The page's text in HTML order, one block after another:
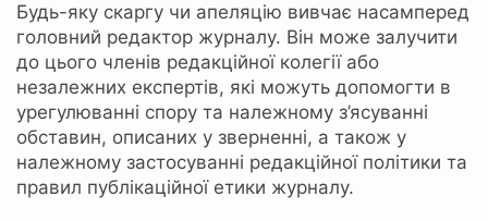
Будь-яку скаргу чи апеляцію вивчає насамперед
головний редактор журналу. Він може залучити
до цього членів редакційної колегії або
незалежних експертів, які можуть допомогти в
урегулюванні спору та належному з’ясуванні
обставин, описаних у зверненні, а також у
належному застосуванні редакційної політики та
правил публікаційної етики журналу.